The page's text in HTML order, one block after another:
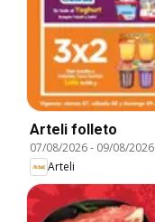
Arteli folleto
07/08/2026- 09/08/2026
Arteli